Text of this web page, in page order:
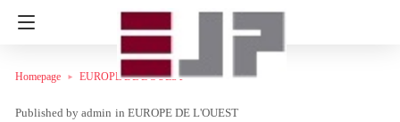
Homepage EUROPE DE L'OUEST
admin in EUROPE DE L'OUEST